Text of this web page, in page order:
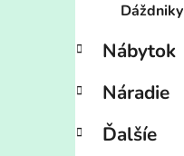
Dáždniky
Nábytok
Náradie
Ďalšíe